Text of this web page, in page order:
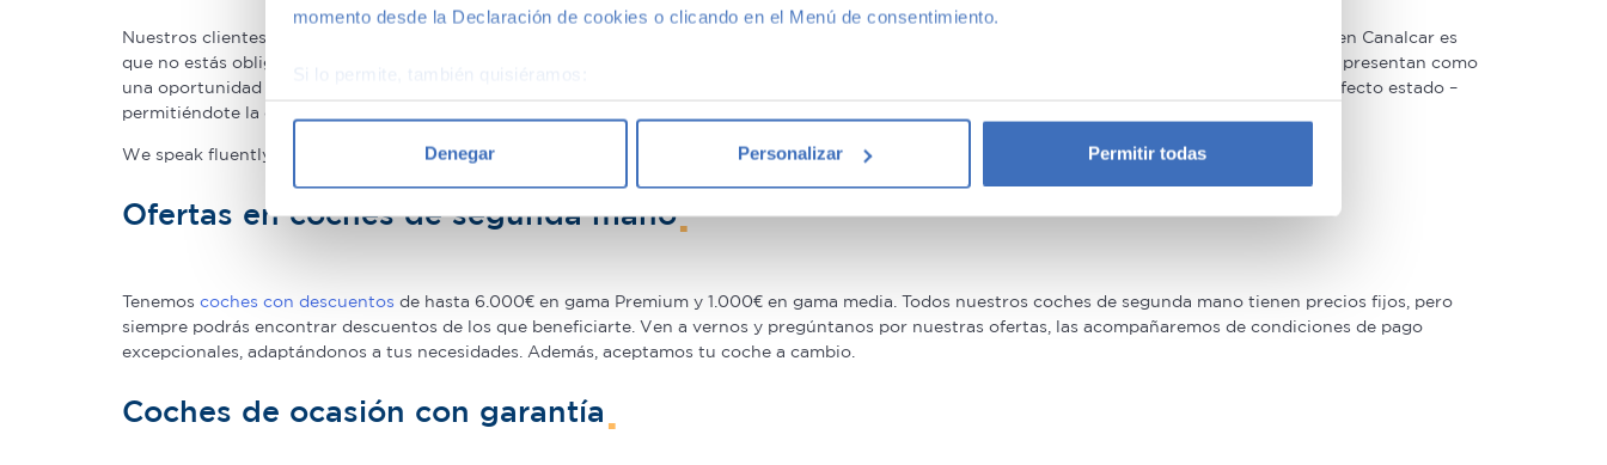
momento desde la Declaración de cookies o clicando en el Menú de consentimiento.
Si lo permite, también quisiéramos:
Recopilar información sobre su ubicación geográfica que puede tener una precisión de varios metros
Obtenga más información sobre cómo se procesan sus datos personales y establezca sus preferencias en la
redes sociales, publicidad y análisis web, quienes pueden combinarla con otra información que les haya proporcionado o
que hayan recopilado a partir del uso que haya hecho de sus servicios.
Denegar Personalizar Permitir todas
Nuestros clientes compran coches de segunda mano porque estos tienen un precio menor que los nuevos, eso es un hecho. La ventaja de hacerlo en Canalcar es
que no estás obligado a renunciar a la calidad o a la garantía por este motivo, ni siquiera en coches más básicos. Además, los coches de ocasión se presentan como
una oportunidad única para adquirir gama Premium, ya que la calidad de fabricación de este tipo de
los hace conservarse en un perfecto estado –
permitiéndote la compra de un coche prácticamente nuevo a un precio mucho menor–.
We speak fluently english!. Buy second hand cars in Madrid with confidence.
Ofertas en coches de segunda mano
Tenemos coches con descuentos de hasta 6.000€ en gama Premium y 1.000€ en gama media. Todos nuestros coches de segunda mano tienen precios fijos, pero
siempre podrás encontrar descuentos de los que beneficiarte. Ven a vernos y pregúntanos por nuestras ofertas, las acompañaremos de condiciones de pago
excepcionales, adaptándonos a tus necesidades. Además, aceptamos tu coche a cambio.
Coches de ocasión con garantía